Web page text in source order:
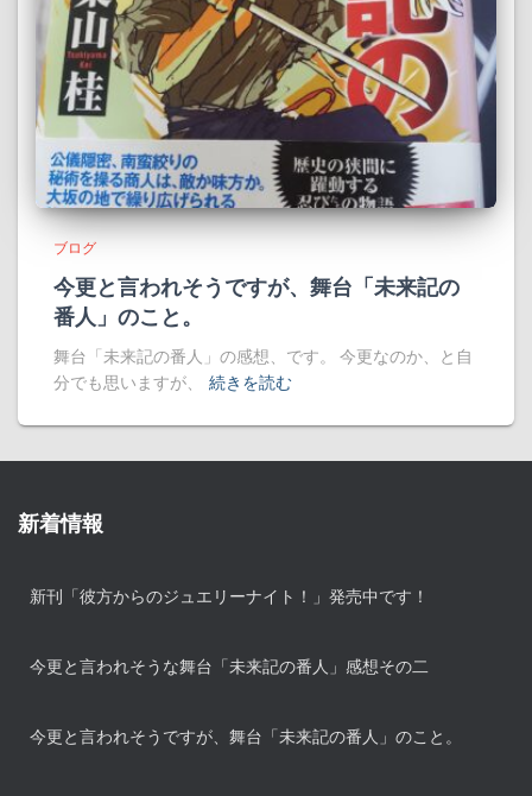
ブログ
今更と言われそうですが、舞台「未来記の
番人」のこと。
舞台「未来記の番人」の感想、です。 今更なのか、と自
分でも思いますが、
続きを読む
新着情報
新刊「彼方からのジュエリーナイト！」発売中です！
今更と言われそうな舞台「未来記の番人」感想その二
今更と言われそうですが、舞台「未来記の番人」のこと。